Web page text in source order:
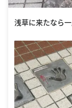
浅草に来たなら一